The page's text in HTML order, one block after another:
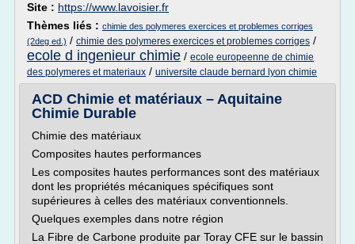
Site : https://www.lavoisier.fr
Thèmes liés : chimie des polymeres exercices et problemes corriges
(2deg ed.) / chimie des polymeres exercices et problemes corriges /
ecole d ingenieur chimie / ecole europeenne de chimie
des polymeres et materiaux / universite claude bernard lyon chimie
ACD Chimie et matériaux – Aquitaine
Chimie Durable
Chimie des matériaux
Composites hautes performances
Les composites hautes performances sont des matériaux
dont les propriétés mécaniques spécifiques sont
supérieures à celles des matériaux conventionnels.
Quelques exemples dans notre région
La Fibre de Carbone produite par Toray CFE sur le bassin